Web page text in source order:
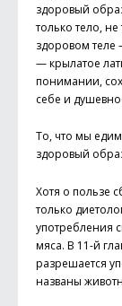
здоровый
только тело,
здоровом теле
— крылатое
понимании,
себе и
То, что мы
здоровый
Хотя о пользе
только
употребления
мяса. В 11-й
разрешается
названы